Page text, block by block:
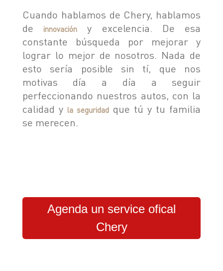
NOTICIAS
CONCESIONARIOS
TEST DRIVE
COTIZADOR
SOBRE CHERY
TESTIMONIALES
POSVENTA
Cuando hablamos de Chery, hablamos
de
innovación
y excelencia. De esa
constante búsqueda por mejorar y
lograr lo mejor de nosotros. Nada de
esto sería posible sin tí, que nos
motivas día a día a seguir
perfeccionando nuestros autos, con la
calidad y la seguridadque tú y tu familia
se merecen.
Agenda un service ofical
Chery